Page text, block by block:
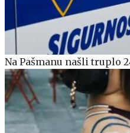
Na Pašmanu našli truplo